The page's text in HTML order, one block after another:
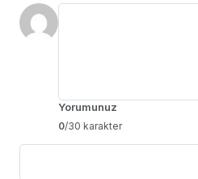
Yorumunuz
0/30 karakter